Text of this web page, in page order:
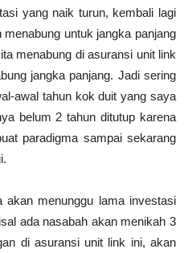
yang naik turun, kembali lagi
untuk jangka panjang
menabung di asuransi unit link
jangka panjang. Jadi sering
awal tahun kok duit yang saya
belum 2 tahun ditutup karena
paradigma sampai sekarang
akan menunggu lama investasi
ada nasabah akan menikah 3
di asuransi unit link ini, akan